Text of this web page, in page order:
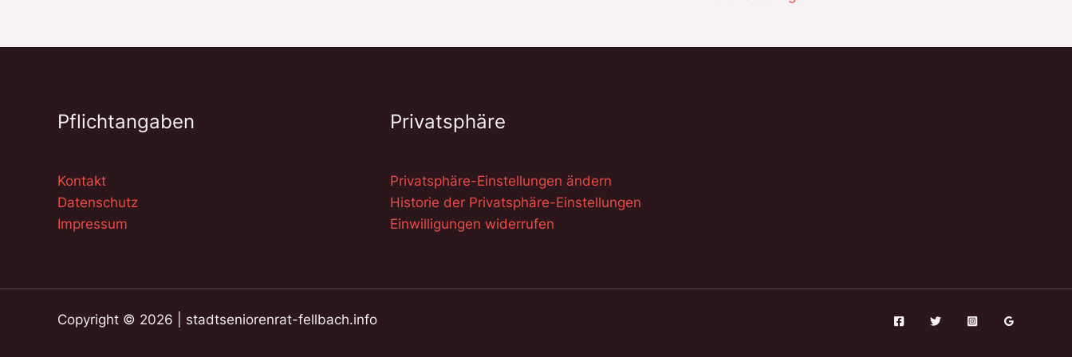
Pflichtangaben
Kontakt
Datenschutz
Impressum
Privatsphäre
Privatsphäre-Einstellungen ändern
Historie der Privatsphäre-Einstellungen
Einwilligungen widerrufen
Copyright © 2026 | stadtseniorenrat-fellbach.info